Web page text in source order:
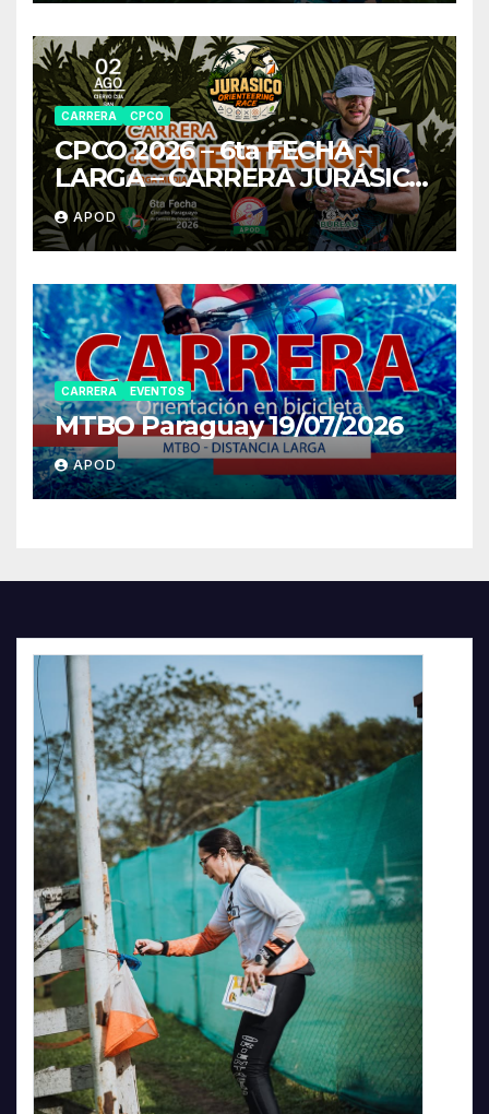
CARRERA CPCO
CPCO 2026 – 6ta FECHA –
LARGA – CARRERA JURÁSICO
ORAPOD
CARRERA EVENTOS
MTBO Paraguay 19/07/2026
APOD